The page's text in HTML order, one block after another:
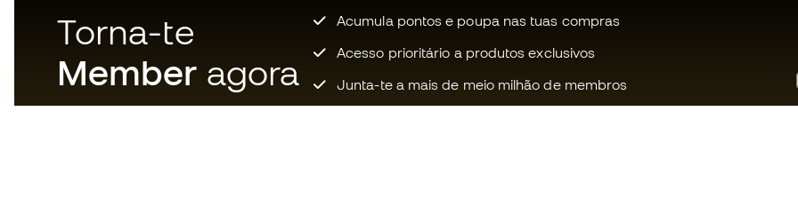
Torna-te
Member agora
Acumula pontos e poupa nas tuas compras
Acesso prioritário a produtos exclusivos
Junta-te a mais de meio milhão de membros